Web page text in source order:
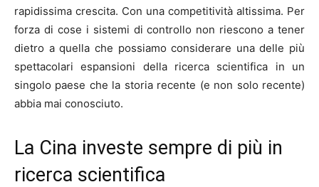
rapidissima crescita. Con una competitività altissima. Per
forza di cose i sistemi di controllo non riescono a tener
dietro a quella che possiamo considerare una delle più
spettacolari espansioni della ricerca scientifica in un
singolo paese che la storia recente (e non solo recente)
abbia mai conosciuto.
La Cina investe sempre di più in
ricerca scientifica